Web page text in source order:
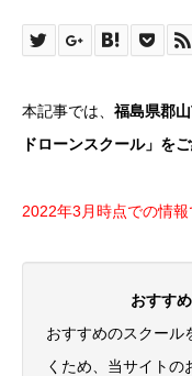
本記事では、 福島県郡
ドローンスクール」を
2022年3月時点での情報
おすす
おすすめのスクール
くため、当サイトの